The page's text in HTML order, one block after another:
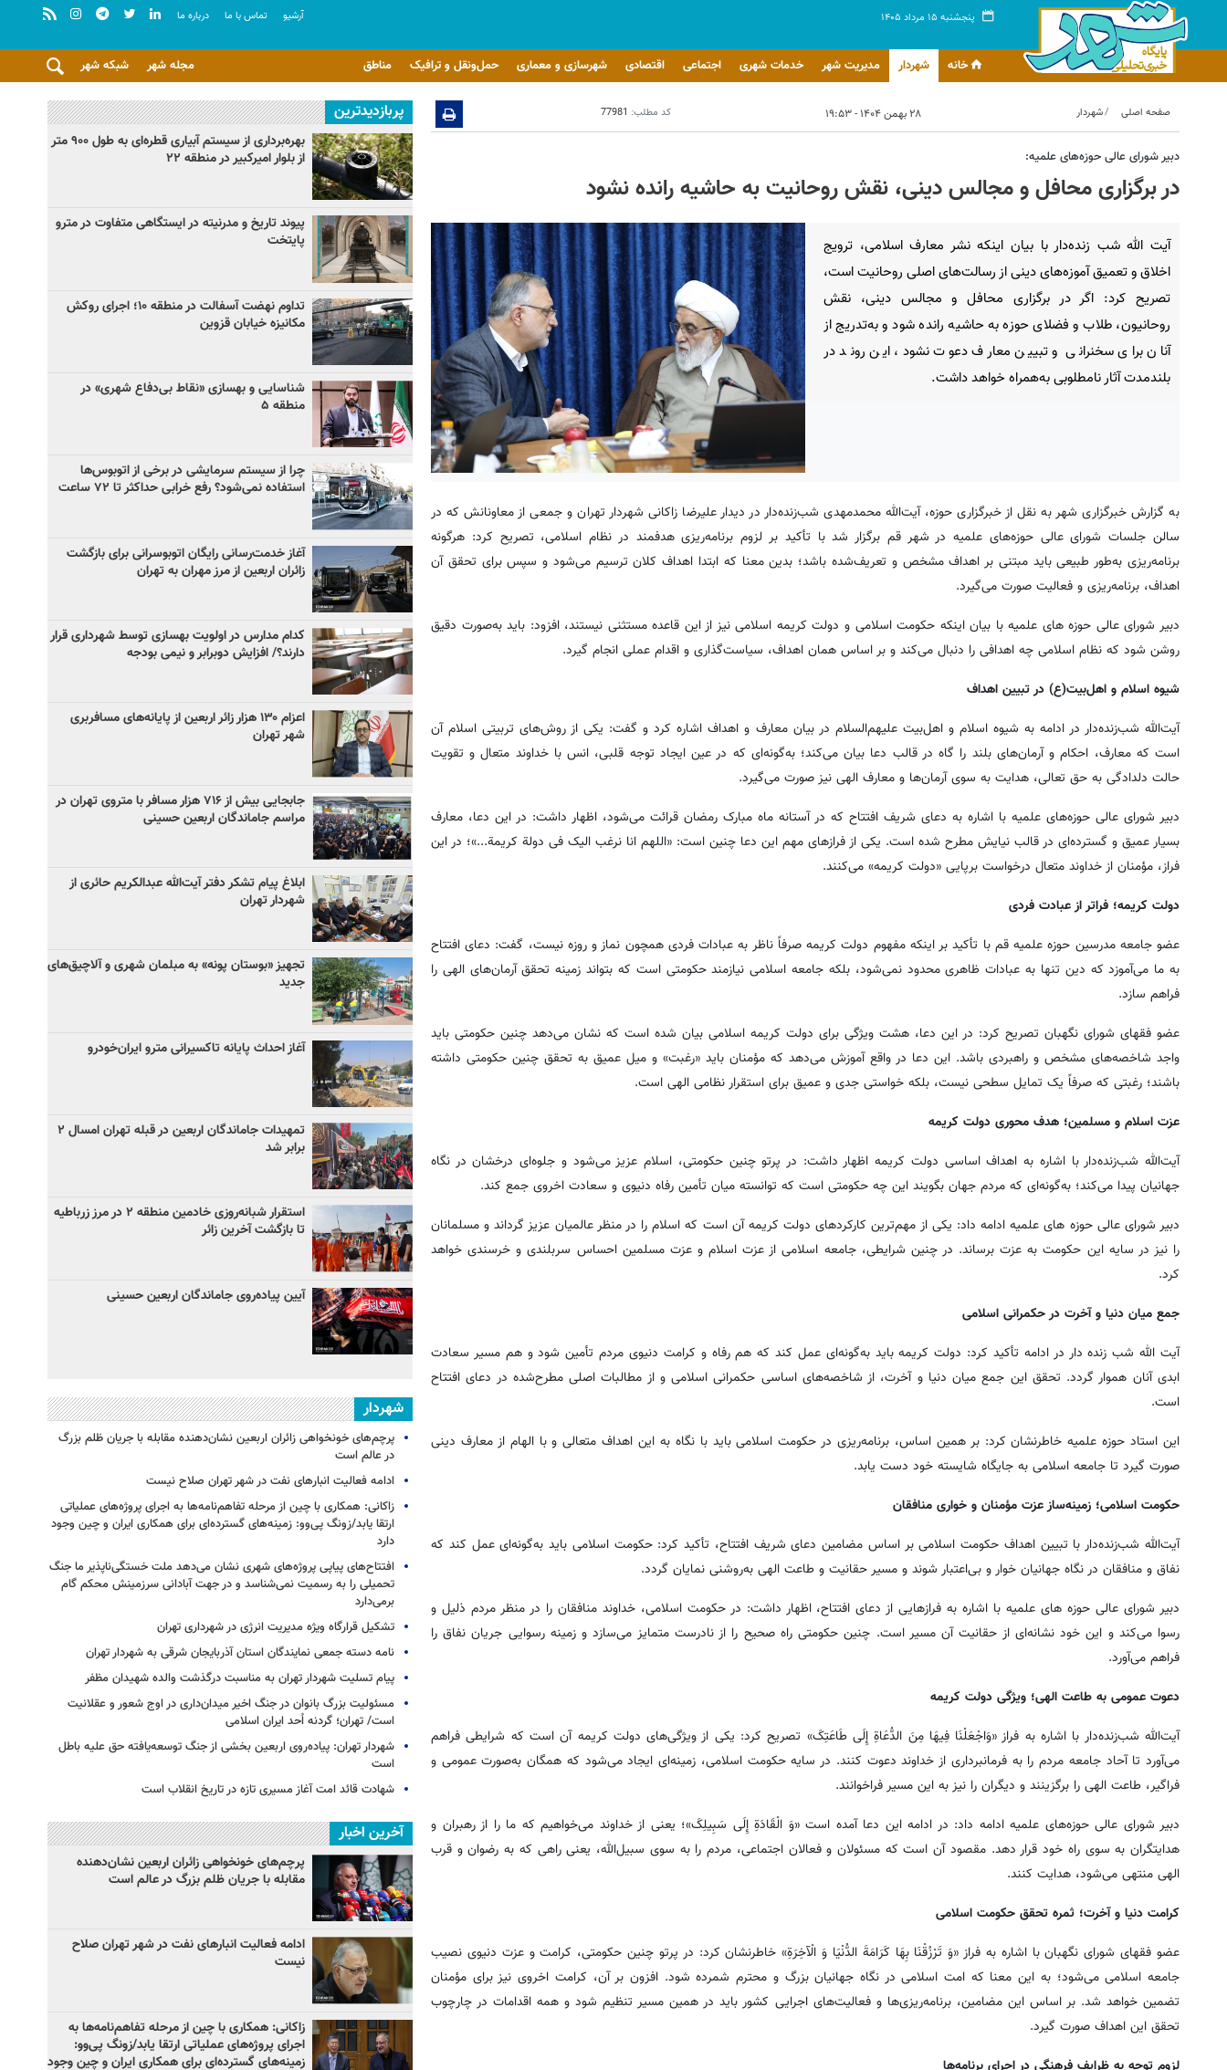
پنجشنبه ۱۵ مرداد ۱۴۰۵ آرشيو تماس با ما درباره ما
خانه شهردار مدیریت شهر خدمات شهری اجتماعی اقتصادی شهرسازی و معماری حمل‌ونقل و ترافیک مناطق شبکه شهر مجله شهر
صفحه اصلی شهردار ۲۸ بهمن ۱۴۰۴ - ۱۹:۵۳ کد مطلب: 77981
دبیر شورای عالی حوزه‌های علمیه:
در برگزاری محافل و مجالس دینی، نقش روحانیت به حاشیه رانده نشود
آیت الله شب زنده‌دار با بیان اینکه نشر معارف اسلامی، ترویج
اخلاق و تعمیق آموزه‌های دینی از رسالت‌های اصلی روحانیت است،
تصریح کرد: اگر در برگزاری محافل و مجالس دینی، نقش
روحانیون، طلاب و فضلای حوزه به حاشیه رانده شود و به‌تدریج از
آنان برای سخنرانی و تبیین معارف دعوت نشود، این روند در
بلندمدت آثار نامطلوبی به‌همراه خواهد داشت.
به گزارش خبرگزاری شهر به نقل از خبرگزاری حوزه، آیت‌الله محمدمهدی شب‌زنده‌دار در دیدار علیرضا زاکانی شهردار تهران و جمعی از معاونانش که در
سالن جلسات شورای عالی حوزه‌های علمیه در شهر قم برگزار شد با تأکید بر لزوم برنامه‌ریزی هدفمند در نظام اسلامی، تصریح کرد: هرگونه
برنامه‌ریزی به‌طور طبیعی باید مبتنی بر اهداف مشخص و تعریف‌شده باشد؛ بدین معنا که ابتدا اهداف کلان ترسیم می‌شود و سپس برای تحقق آن
اهداف، برنامه‌ریزی و فعالیت صورت می‌گیرد.
دبیر شورای عالی حوزه های علمیه با بیان اینکه حکومت اسلامی و دولت کریمه اسلامی نیز از این قاعده مستثنی نیستند، افزود: باید به‌صورت دقیق
روشن شود که نظام اسلامی چه اهدافی را دنبال می‌کند و بر اساس همان اهداف، سیاست‌گذاری و اقدام عملی انجام گیرد.
شیوه اسلام و اهل‌بیت(ع) در تبیین اهداف
آیت‌الله شب‌زنده‌دار در ادامه به شیوه اسلام و اهل‌بیت علیهم‌السلام در بیان معارف و اهداف اشاره کرد و گفت: یکی از روش‌های تربیتی اسلام آن
است که معارف، احکام و آرمان‌های بلند را گاه در قالب دعا بیان می‌کند؛ به‌گونه‌ای که در عین ایجاد توجه قلبی، انس با خداوند متعال و تقویت
حالت دلدادگی به حق تعالی، هدایت به سوی آرمان‌ها و معارف الهی نیز صورت می‌گیرد.
دبیر شورای عالی حوزه‌های علمیه با اشاره به دعای شریف افتتاح که در آستانه ماه مبارک رمضان قرائت می‌شود، اظهار داشت: در این دعا، معارف
بسیار عمیق و گسترده‌ای در قالب نیایش مطرح شده است. یکی از فرازهای مهم این دعا چنین است: «اللهم انا نرغب الیک فی دولة کریمة...»؛ در این
فراز، مؤمنان از خداوند متعال درخواست برپایی «دولت کریمه» می‌کنند.
دولت کریمه؛ فراتر از عبادت فردی
عضو جامعه مدرسین حوزه علمیه قم با تأکید بر اینکه مفهوم دولت کریمه صرفاً ناظر به عبادات فردی همچون نماز و روزه نیست، گفت: دعای افتتاح
به ما می‌آموزد که دین تنها به عبادات ظاهری محدود نمی‌شود، بلکه جامعه اسلامی نیازمند حکومتی است که بتواند زمینه تحقق آرمان‌های الهی را
فراهم سازد.
عضو فقهای شورای نگهبان تصریح کرد: در این دعا، هشت ویژگی برای دولت کریمه اسلامی بیان شده است که نشان می‌دهد چنین حکومتی باید
واجد شاخصه‌های مشخص و راهبردی باشد. این دعا در واقع آموزش می‌دهد که مؤمنان باید «رغبت» و میل عمیق به تحقق چنین حکومتی داشته
باشند؛ رغبتی که صرفاً یک تمایل سطحی نیست، بلکه خواستی جدی و عمیق برای استقرار نظامی الهی است.
عزت اسلام و مسلمین؛ هدف محوری دولت کریمه
آیت‌الله شب‌زنده‌دار با اشاره به اهداف اساسی دولت کریمه اظهار داشت: در پرتو چنین حکومتی، اسلام عزیز می‌شود و جلوه‌ای درخشان در نگاه
جهانیان پیدا می‌کند؛ به‌گونه‌ای که مردم جهان بگویند این چه حکومتی است که توانسته میان تأمین رفاه دنیوی و سعادت اخروی جمع کند.
دبیر شورای عالی حوزه های علمیه ادامه داد: یکی از مهم‌ترین کارکردهای دولت کریمه آن است که اسلام را در منظر عالمیان عزیز گرداند و مسلمانان
را نیز در سایه این حکومت به عزت برساند. در چنین شرایطی، جامعه اسلامی از عزت اسلام و عزت مسلمین احساس سربلندی و خرسندی خواهد
کرد.
جمع میان دنیا و آخرت در حکمرانی اسلامی
آیت الله شب زنده دار در ادامه تأکید کرد: دولت کریمه باید به‌گونه‌ای عمل کند که هم رفاه و کرامت دنیوی مردم تأمین شود و هم مسیر سعادت
ابدی آنان هموار گردد. تحقق این جمع میان دنیا و آخرت، از شاخصه‌های اساسی حکمرانی اسلامی و از مطالبات اصلی مطرح‌شده در دعای افتتاح
است.
این استاد حوزه علمیه خاطرنشان کرد: بر همین اساس، برنامه‌ریزی در حکومت اسلامی باید با نگاه به این اهداف متعالی و با الهام از معارف دینی
صورت گیرد تا جامعه اسلامی به جایگاه شایسته خود دست یابد.
حکومت اسلامی؛ زمینه‌ساز عزت مؤمنان و خواری منافقان
آیت‌الله شب‌زنده‌دار با تبیین اهداف حکومت اسلامی بر اساس مضامین دعای شریف افتتاح، تأکید کرد: حکومت اسلامی باید به‌گونه‌ای عمل کند که
نفاق و منافقان در نگاه جهانیان خوار و بی‌اعتبار شوند و مسیر حقانیت و طاعت الهی به‌روشنی نمایان گردد.
دبیر شورای عالی حوزه های علمیه با اشاره به فرازهایی از دعای افتتاح، اظهار داشت: در حکومت اسلامی، خداوند منافقان را در منظر مردم ذلیل و
رسوا می‌کند و این خود نشانه‌ای از حقانیت آن مسیر است. چنین حکومتی راه صحیح را از نادرست متمایز می‌سازد و زمینه رسوایی جریان نفاق را
فراهم می‌آورد.
دعوت عمومی به طاعت الهی؛ ویژگی دولت کریمه
آیت‌الله شب‌زنده‌دار با اشاره به فراز «وَاجْعَلْنَا فِیهَا مِنَ الدُّعَاةِ إِلَی طَاعَتِکَ» تصریح کرد: یکی از ویژگی‌های دولت کریمه آن است که شرایطی فراهم
می‌آورد تا آحاد جامعه مردم را به فرمانبرداری از خداوند دعوت کنند. در سایه حکومت اسلامی، زمینه‌ای ایجاد می‌شود که همگان به‌صورت عمومی و
فراگیر، طاعت الهی را برگزینند و دیگران را نیز به این مسیر فراخوانند.
دبیر شورای عالی حوزه‌های علمیه ادامه داد: در ادامه این دعا آمده است «وَ الْقَادَةِ إِلَی سَبِیلِکَ»؛ یعنی از خداوند می‌خواهیم که ما را از رهبران و
هدایتگران به سوی راه خود قرار دهد. مقصود آن است که مسئولان و فعالان اجتماعی، مردم را به سوی سبیل‌الله، یعنی راهی که به رضوان و قرب
الهی منتهی می‌شود، هدایت کنند.
کرامت دنیا و آخرت؛ ثمره تحقق حکومت اسلامی
عضو فقهای شورای نگهبان با اشاره به فراز «وَ تَرْزُقْنَا بِهَا کَرَامَةَ الدُّنْیَا وَ الْآخِرَةِ» خاطرنشان کرد: در پرتو چنین حکومتی، کرامت و عزت دنیوی نصیب
جامعه اسلامی می‌شود؛ به این معنا که امت اسلامی در نگاه جهانیان بزرگ و محترم شمرده شود. افزون بر آن، کرامت اخروی نیز برای مؤمنان
تضمین خواهد شد. بر اساس این مضامین، برنامه‌ریزی‌ها و فعالیت‌های اجرایی کشور باید در همین مسیر تنظیم شود و همه اقدامات در چارچوب
تحقق این اهداف صورت گیرد.
لزوم توجه به ظرایف فرهنگی در اجرای برنامه‌ها
پربازدیدترین
بهره‌برداری از سیستم آبیاری قطره‌ای به طول ۹۰۰ متر
از بلوار امیرکبیر در منطقه ۲۲
پیوند تاریخ و مدرنیته در ایستگاهی متفاوت در مترو
پایتخت
تداوم نهضت آسفالت در منطقه ۱۰؛ اجرای روکش
مکانیزه خیابان قزوین
شناسایی و بهسازی «نقاط بی‌دفاع شهری» در
منطقه ۵
چرا از سیستم سرمایشی در برخی از اتوبوس‌ها
استفاده نمی‌شود؟ رفع خرابی حداکثر تا ۷۲ ساعت
آغاز خدمت‌رسانی رایگان اتوبوسرانی برای بازگشت
زائران اربعین از مرز مهران به تهران
کدام مدارس در اولویت بهسازی توسط شهرداری قرار
دارند؟/ افزایش دوبرابر و نیمی بودجه
اعزام ۱۳۰ هزار زائر اربعین از پایانه‌های مسافربری
شهر تهران
جابجایی بیش از ۷۱۶ هزار مسافر با متروی تهران در
مراسم جاماندگان اربعین حسینی
ابلاغ پیام تشکر دفتر آیت‌الله عبدالکریم حائری از
شهردار تهران
تجهیز «بوستان پونه» به مبلمان شهری و آلاچیق‌های
جدید
آغاز احداث پایانه تاکسیرانی مترو ایران‌خودرو
تمهیدات جاماندگان اربعین در قبله تهران امسال ۲
برابر شد
استقرار شبانه‌روزی خادمین منطقه ۲ در مرز زرباطیه
تا بازگشت آخرین زائر
آیین پیاده‌روی جاماندگان اربعین حسینی
شهردار
پرچم‌های خونخواهی زائران اربعین نشان‌دهنده مقابله با جریان ظلم بزرگ
در عالم است
ادامه فعالیت انبارهای نفت در شهر تهران صلاح نیست
زاکانی: همکاری با چین از مرحله تفاهم‌نامه‌ها به اجرای پروژه‌های عملیاتی
ارتقا یابد/زونگ پی‌وو: زمینه‌های گسترده‌ای برای همکاری ایران و چین وجود
دارد
افتتاح‌های پیاپی پروژه‌های شهری نشان می‌دهد ملت خستگی‌ناپذیر ما جنگ
تحمیلی را به رسمیت نمی‌شناسد و در جهت آبادانی سرزمینش محکم گام
برمی‌دارد
تشکیل قرارگاه ویژه مدیریت انرژی در شهرداری تهران
نامه دسته جمعی نمایندگان استان آذربایجان شرقی به شهردار تهران
پیام تسلیت شهردار تهران به مناسبت درگذشت والده شهیدان مظفر
مسئولیت بزرگ بانوان در جنگ اخیر میدان‌داری‌ در اوج شعور و عقلانیت
است/ تهران؛ گردنه اُحد ایران اسلامی
شهردار تهران: پیاده‌روی اربعین بخشی از جنگ توسعه‌یافته حق علیه باطل
است
شهادت قائد امت آغاز مسیری تازه در تاریخ انقلاب است
آخرین اخبار
پرچم‌های خونخواهی زائران اربعین نشان‌دهنده
مقابله با جریان ظلم بزرگ در عالم است
ادامه فعالیت انبارهای نفت در شهر تهران صلاح
نیست
زاکانی: همکاری با چین از مرحله تفاهم‌نامه‌ها به
اجرای پروژه‌های عملیاتی ارتقا یابد/زونگ پی‌وو:
زمینه‌های گسترده‌ای برای همکاری ایران و چین وجود